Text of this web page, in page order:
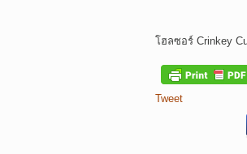
โฮลซอร์ Crinkey
Tweet